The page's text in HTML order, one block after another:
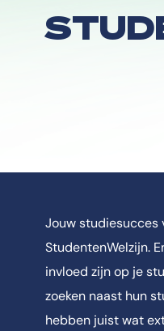
Jouw studiesucces
StudentenWelzijn.
invloed zijn op je
zoeken naast hun
hebben juist wat